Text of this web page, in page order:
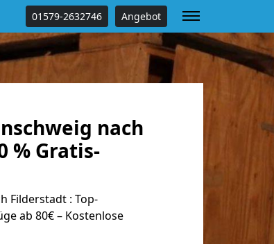
01579-2632746 Angebot
nach
% Gratis-
Filderstadt : Top-
ab 80€ – Kostenlose